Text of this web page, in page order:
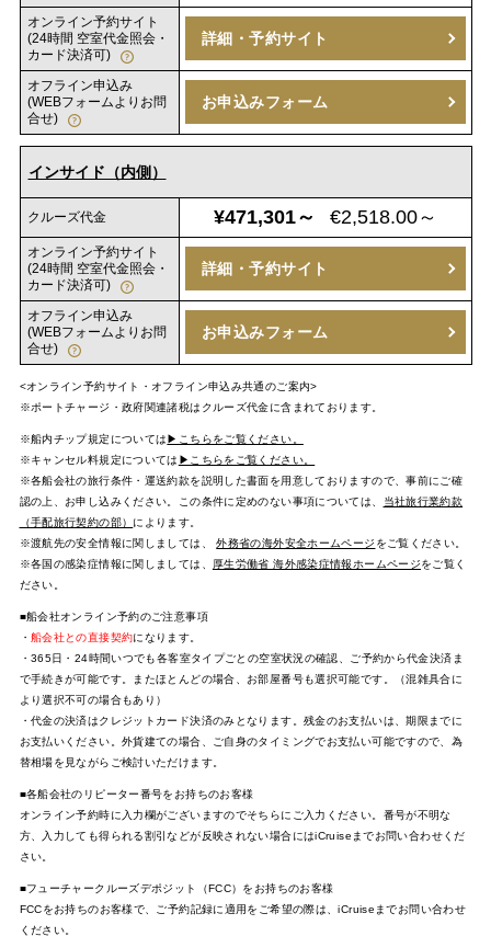
オンライン予約サイト
(24時間 空室代金照会・
カード決済可)
詳細・予約サイト
オフライン申込み
(WEBフォームよりお問
合せ)
お申込みフォーム
インサイド（内側）
クルーズ代金 ¥471,301～ €2,518.00～
オンライン予約サイト
(24時間 空室代金照会・
カード決済可)
詳細・予約サイト
オフライン申込み
(WEBフォームよりお問
合せ)
お申込みフォーム
<オンライン予約サイト・オフライン申込み共通のご案内>
※ポートチャージ・政府関連諸税はクルーズ代金に含まれております。
※船内チップ規定については▶こちらをご覧ください。
※キャンセル料規定については ▶こちらをご覧ください。
※各船会社の旅行条件・運送約款を説明した書面を用意しておりますので、事前にご確
認の上、お申し込みください。この条件に定めのない事項については、
当社旅行業約款
（手配旅行契約の部） によります。
※渡航先の安全情報に関しましては、外務省の海外安全ホームページ をご覧ください。
※各国の感染症情報に関しましては、
厚生労働省 海外感染症情報ホームページをご覧く
ださい。
■船会社オンライン予約のご注意事項
・ 船会社との直接契約になります。
・365日・24時間いつでも各客室タイプごとの空室状況の確認、ご予約から代金決済ま
で手続きが可能です。またほとんどの場合、お部屋番号も選択可能です。（混雑具合に
より選択不可の場合もあり）
・代金の決済はクレジットカード決済のみとなります。残金のお支払いは、期限までに
お支払いください。外貨建ての場合、ご自身のタイミングでお支払い可能ですので、為
替相場を見ながらご検討いただけます。
■各船会社のリピーター番号をお持ちのお客様
オンライン予約時に入力欄がございますのでそちらにご入力ください。番号が不明な
方、入力しても得られる割引などが反映されない場合にはiCruiseまでお問い合わせくだ
さい。
■フューチャークルーズデポジット（FCC）をお持ちのお客様
FCCをお持ちのお客様で、ご予約記録に適用をご希望の際は、iCruiseまでお問い合わせ
ください。